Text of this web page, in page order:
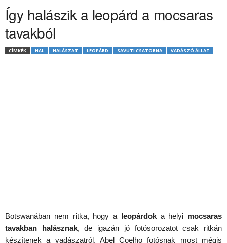
Így halászik a leopárd a mocsaras
tavakból
CÍMKÉK HAL HALÁSZAT LEOPÁRD SAVUTI CSATORNA VADÁSZÓ ÁLLAT
Botswanában nem ritka, hogy a leopárdoka helyi mocsaras
tavakban halásznak, de igazán jó fotósorozatot csak ritkán
készítenek a vadászatról. Abel Coelho fotósnak most mégis